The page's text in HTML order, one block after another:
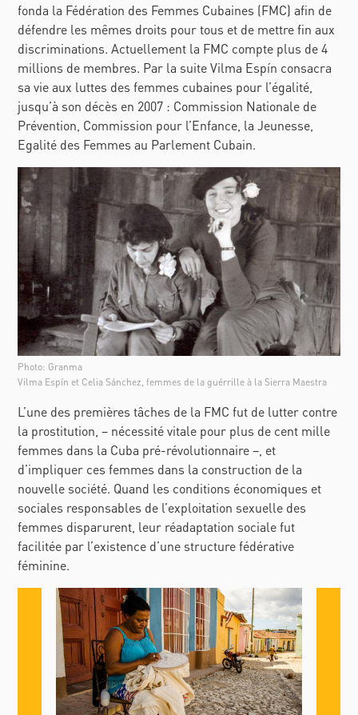
fonda la Fédération des Femmes Cubaines (FMC) afin de
défendre les mêmes droits pour tous et de mettre fin aux
discriminations. Actuellement la FMC compte plus de 4
millions de membres. Par la suite Vilma Espín consacra
sa vie aux luttes des femmes cubaines pour l’égalité,
jusqu’à son décès en 2007 : Commission Nationale de
Prévention, Commission pour l’Enfance, la Jeunesse,
Egalité des Femmes au Parlement Cubain.
Photo: Granma
Vilma Espín et Celia Sánchez, femmes de la guérrille à la Sierra Maestra
L’une des premières tâches de la FMC fut de lutter contre
la prostitution, – nécessité vitale pour plus de cent mille
femmes dans la Cuba pré-révolutionnaire –, et
d’impliquer ces femmes dans la construction de la
nouvelle société. Quand les conditions économiques et
sociales responsables de l’exploitation sexuelle des
femmes disparurent, leur réadaptation sociale fut
facilitée par l’existence d’une structure fédérative
féminine.